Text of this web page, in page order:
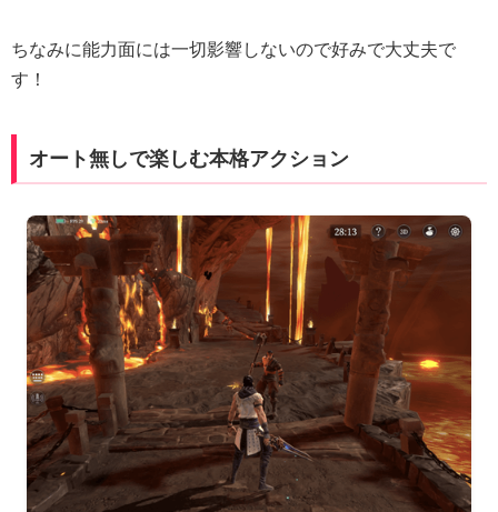
ちなみに能力面には一切影響しないので好みで大丈夫で
す！
オート無しで楽しむ本格アクション